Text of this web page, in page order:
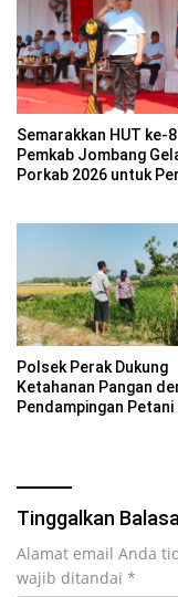
Semarakkan HUT ke-
Pemkab Jombang
Porkab 2026 untuk
Polsek Perak Dukung
Ketahanan Pangan
Pendampingan
Tinggalkan
Alamat email Anda
wajib ditandai *